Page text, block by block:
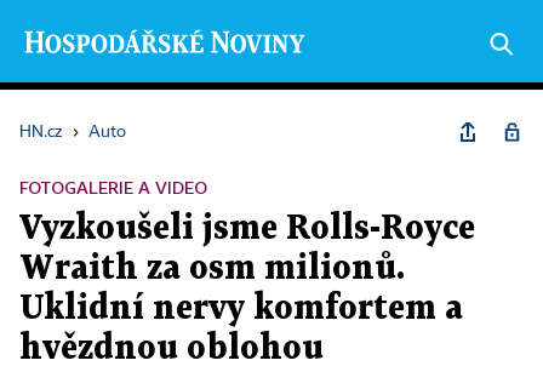
HN.cz › Auto
FOTOGALERIE A VIDEO
Vyzkoušeli jsme Rolls-Royce
Wraith za osm milionů.
Uklidní nervy komfortem a
hvězdnou oblohou